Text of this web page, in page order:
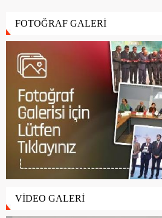
FOTOĞRAF GALERİ
VİDEO GALERİ